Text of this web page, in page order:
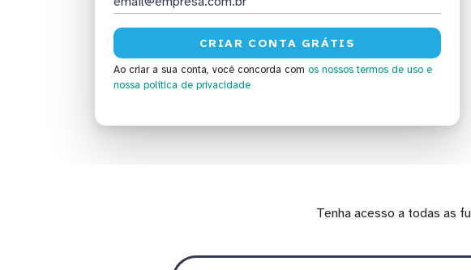
Ao criar a sua conta, você concorda com os nossos termos de uso e
nossa política de privacidade
Tenha acesso a todas as